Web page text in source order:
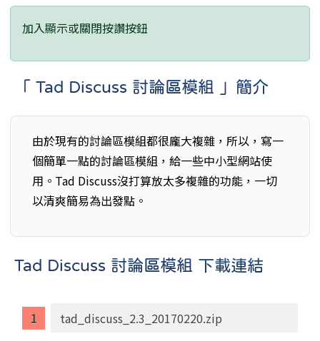
加入顯示或關閉按讚按鈕
「 Tad Discuss 討論區模組 」簡介
由於現有的討論區模組都很龐大複雜，所以，寫一
個簡單一點的討論區模組，給一些中小型網站使
用。Tad Discuss沒打算放太多複雜的功能，一切
以清爽簡易為出發點。
Tad Discuss 討論區模組 下載連結
tad_discuss_2.3_20170220.zip